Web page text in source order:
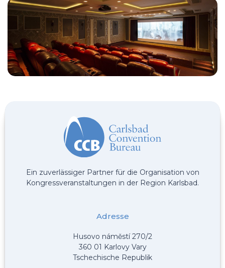
Ein zuverlässiger Partner für die Organisation von
Kongressveranstaltungen in der Region Karlsbad.
Adresse
Husovo náměstí 270/2
360 01 Karlovy Vary
Tschechische Republik